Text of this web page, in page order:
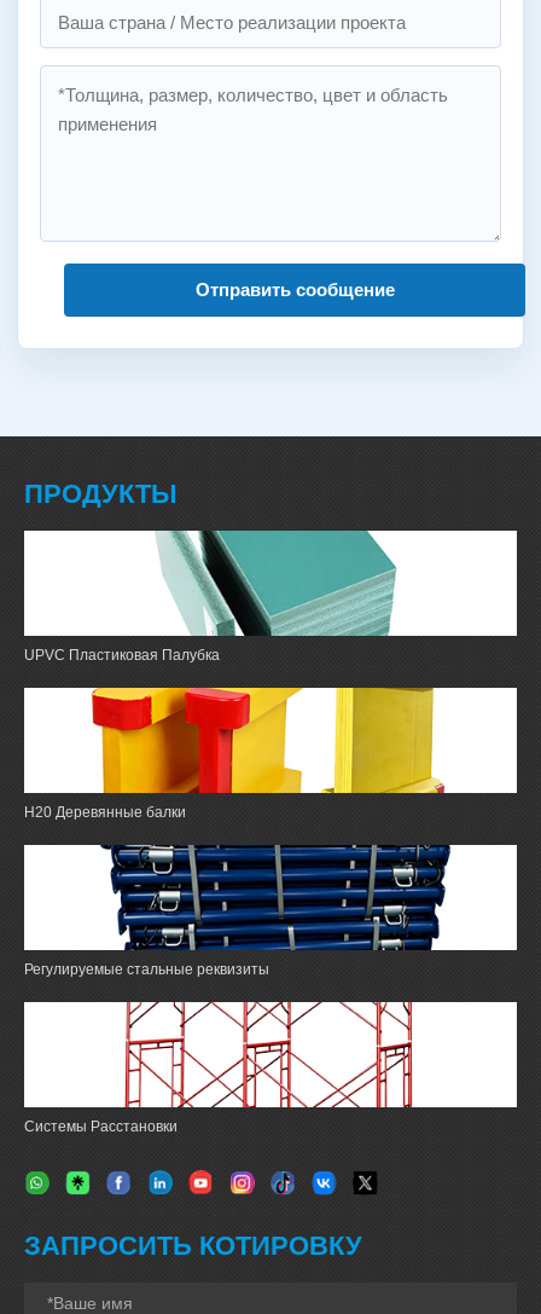
Отправить сообщение
ПРОДУКТЫ
UPVC Пластиковая Палубка
H20 Деревянные балки
Регулируемые стальные реквизиты
Системы Расстановки
ЗАПРОСИТЬ КОТИРОВКУ